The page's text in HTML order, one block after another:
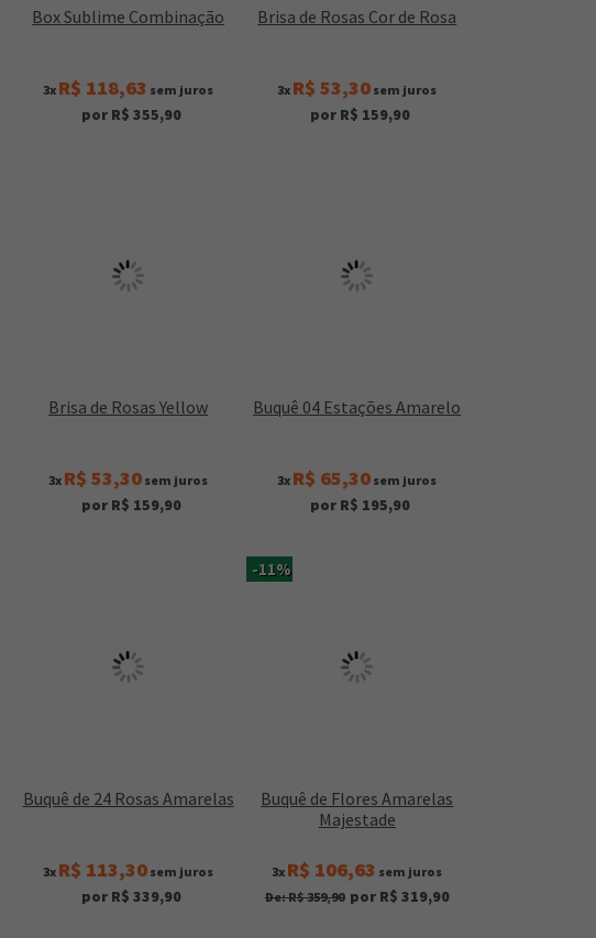
Box Sublime Combinação
3x R$ 118,63 sem juros
por R$ 355,90
Brisa de Rosas Cor de Rosa
3x R$ 53,30 sem juros
por R$ 159,90
Brisa de Rosas Yellow
3x R$ 53,30 sem juros
por R$ 159,90
Buquê 04 Estações Amarelo
3x R$ 65,30 sem juros
por R$ 195,90
Buquê de 24 Rosas Amarelas
3x R$ 113,30 sem juros
por R$ 339,90
-11%
Buquê de Flores Amarelas
Majestade
3x R$ 106,63 sem juros
De: R$ 359,90 por R$ 319,90